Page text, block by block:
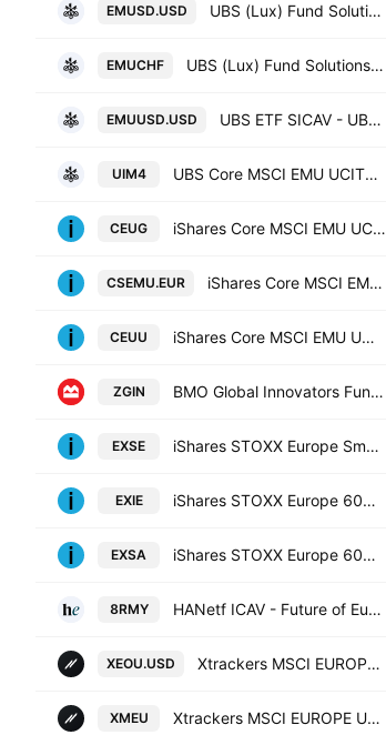
EMUSD.USD UBS (Lux) Fund Solutions SICAV - UBS CORE MSCI EMU UCITS ETF hUSD dis
EMUCHF UBS (Lux) Fund Solutions SICAV - MSCI EMU UCITS ETF
EMUUSD.USD UBS ETF SICAV - UBS ETF - MSCI EMU UCITS ETF -(hedged to USD) A-acc- Capitalisation
UIM4 UBS Core MSCI EMU UCITS ETF-EUR dis- Distribution
CEUG iShares Core MSCI EMU UCITS ETF
CSEMU.EUR iShares Core MSCI EMU UCITS ETF
CEUU iShares Core MSCI EMU UCITS ETF AccumHedged USD
ZGIN BMO Global Innovators Fund Trust Units Series -Active ETF-
EXSE iShares STOXX Europe Small 200 UCITS ETF (DE)
EXIE iShares STOXX Europe 600 UCITS ETF (DE) EUR (Dist). Units
EXSA iShares STOXX Europe 600 UCITS ETF
8RMY HANetf ICAV - Future of European Defence Screened UCITS ETF AccumEUR
XEOU.USD Xtrackers MSCI EUROPE UCITS ETF Capitalisation 2C
XMEU Xtrackers MSCI EUROPE UCITS ETF Capitalisation 1C